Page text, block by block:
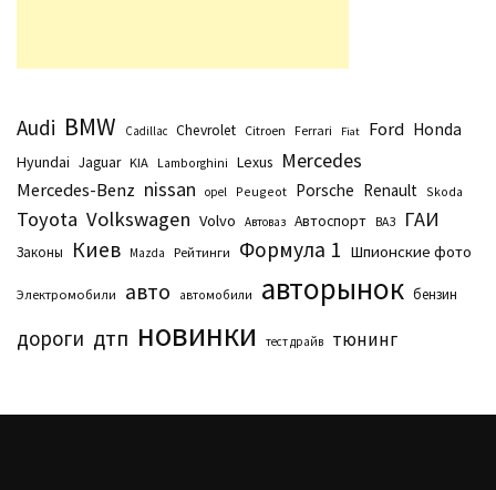
Audi BMW Cadillac Chevrolet Citroen Ferrari Fiat Ford Honda
Hyundai Jaguar KIA Lamborghini Lexus Mercedes
Mercedes-Benz nissan opel Peugeot Porsche Renault Skoda
Toyota Volkswagen Volvo Автоваз Автоспорт ВАЗ ГАИ
Законы Киев Маzda Рейтинги Формула 1 Шпионские фото
Электромобили авто автомобили авторынок бензин
дороги дтп новинки тест драйв тюнинг